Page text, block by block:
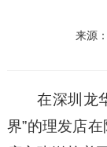
来源
在深圳龙
界”的理发店